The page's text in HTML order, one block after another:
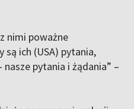
nimi poważne
ich (USA) pytania,
nasze pytania i żądania” –